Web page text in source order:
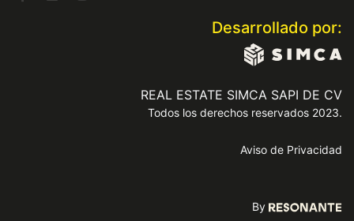
Desarrollado por:
REAL ESTATE SIMCA SAPI DE CV
Todos los derechos reservados 2023.
Aviso de Privacidad
By